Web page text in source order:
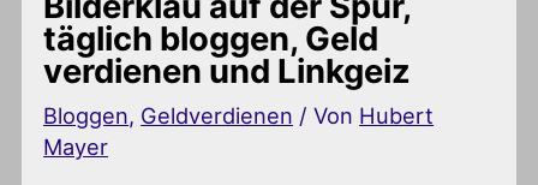
täglich bloggen, Geld
verdienen und Linkgeiz
Bloggen, Geldverdienen / Von Hubert
Mayer